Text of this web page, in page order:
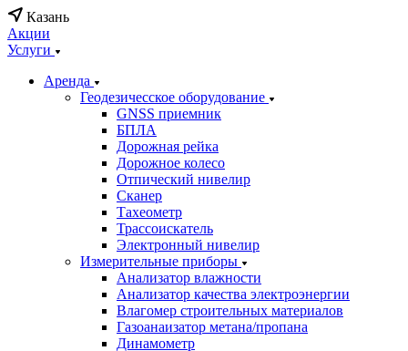
Казань
Акции
Услуги
Аренда
Геодезичесское оборудование
GNSS приемник
БПЛА
Дорожная рейка
Дорожное колесо
Отпический нивелир
Сканер
Тахеометр
Трассоискатель
Электронный нивелир
Измерительные приборы
Анализатор влажности
Анализатор качества электроэнергии
Влагомер строительных материалов
Газоанаизатор метана/пропана
Динамометр